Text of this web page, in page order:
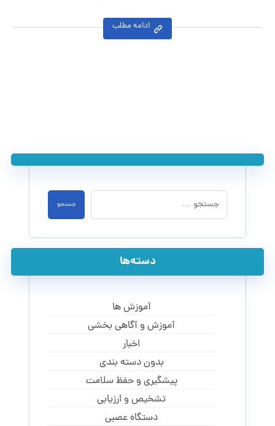
ادامه مطلب
جستجو
دسته‌ها
آموزش ها
آموزش و آگاهی‌ بخشی
اخبار
بدون دسته بندی
پیشگیری و حفظ سلامت
تشخیص و ارزیابی
دستگاه عصبی